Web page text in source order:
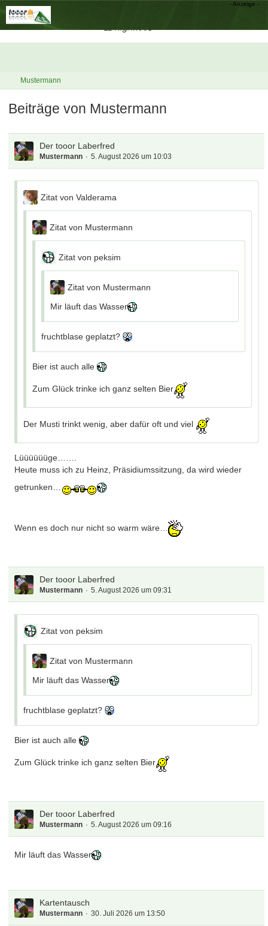
Mustermann
Beiträge von Mustermann
Der tooor Laberfred
Mustermann 5. August 2026 um 10:03
Zitat von Valderama
Zitat von Mustermann
Zitat von peksim
Zitat von Mustermann
Mir läuft das Wasser
fruchtblase geplatzt?
Bier ist auch alle
Zum Glück trinke ich ganz selten Bier
Der Musti trinkt wenig, aber dafür oft und viel
Lüüüüüüge…….
Heute muss ich zu Heinz, Präsidiumssitzung, da wird wieder
getrunken…
Wenn es doch nur nicht so warm wäre…
Der tooor Laberfred
Mustermann 5. August 2026 um 09:31
Zitat von peksim
Zitat von Mustermann
Mir läuft das Wasser
fruchtblase geplatzt?
Bier ist auch alle
Zum Glück trinke ich ganz selten Bier
Der tooor Laberfred
Mustermann 5. August 2026 um 09:16
Mir läuft das Wasser
Kartentausch
Mustermann 30. Juli 2026 um 13:50